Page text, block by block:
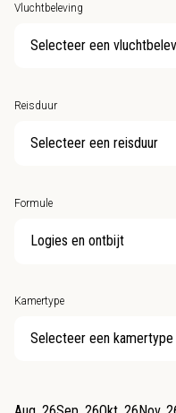
Vluchtbeleving
Selecteer een
Reisduur
Selecteer een reisduur
Formule
Kamertype
Selecteer een kamertype